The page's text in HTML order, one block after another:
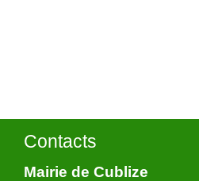
Contacts
Mairie de Cublize